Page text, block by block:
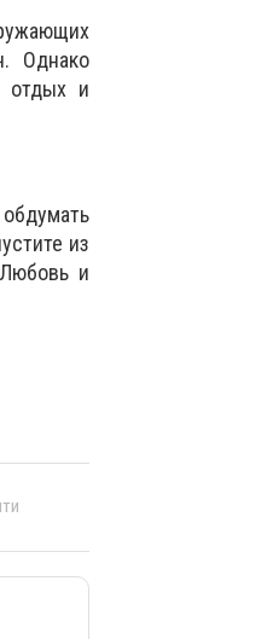
Однако
отдых и
из
и